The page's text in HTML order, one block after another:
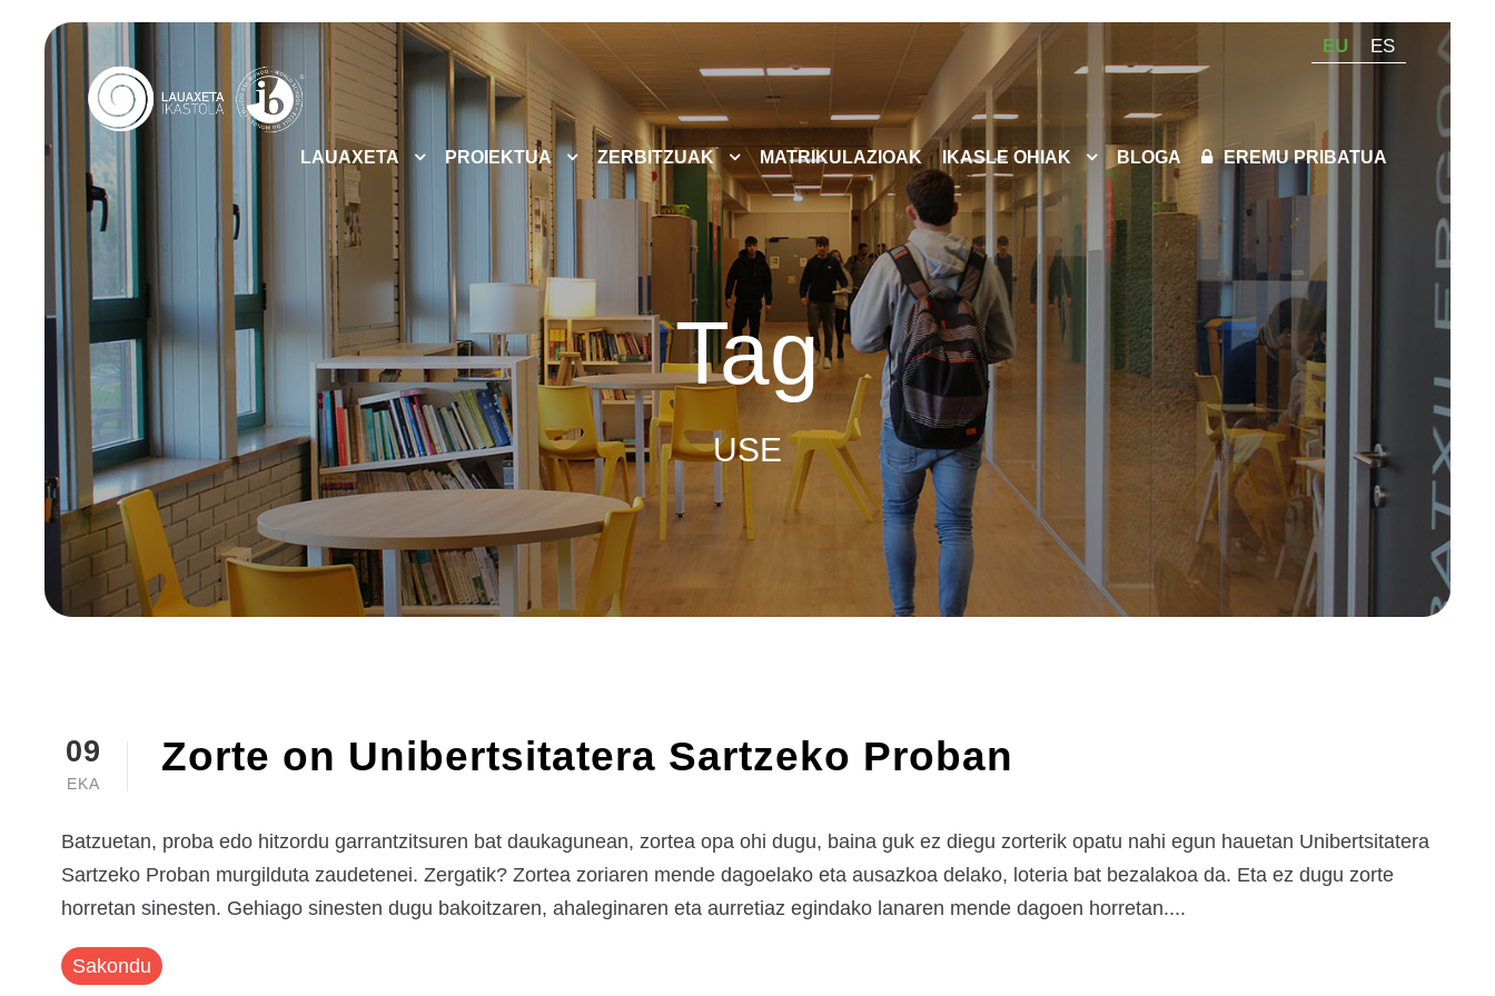
EU ES
LAUAXETA PROIEKTUA ZERBITZUAK MATRIKULAZIOAK IKASLE OHIAK BLOGA EREMU PRIBATUA
Tag
USE
09
EKA
Zorte on Unibertsitatera Sartzeko Proban
Batzuetan, proba edo hitzordu garrantzitsuren bat daukagunean, zortea opa ohi dugu, baina guk ez diegu zorterik opatu nahi egun hauetan Unibertsitatera
Sartzeko Proban murgilduta zaudetenei. Zergatik? Zortea zoriaren mende dagoelako eta ausazkoa delako, loteria bat bezalakoa da. Eta ez dugu zorte
horretan sinesten. Gehiago sinesten dugu bakoitzaren, ahaleginaren eta aurretiaz egindako lanaren mende dagoen horretan....
Sakondu